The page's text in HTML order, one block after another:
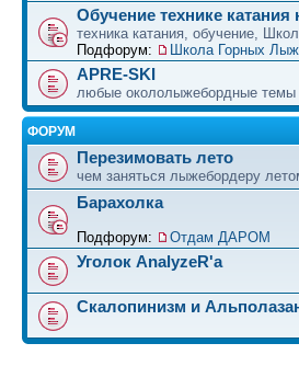
Обучение технике
техника катания, обучение,
Подфорум:
Школа Горных
APRE-SKI
любые окололыжебордные темы
ФОРУМ
Перезимовать лето
чем заняться лыжебордеру
Барахолка
Подфорум: Отдам ДАРОМ
Уголок AnalyzeR'а
Скалопинизм и